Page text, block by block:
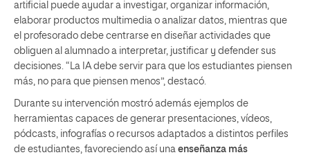
artificial puede ayudar a investigar, organizar información,
elaborar productos multimedia o analizar datos, mientras que
el profesorado debe centrarse en diseñar actividades que
obliguen al alumnado a interpretar, justificar y defender sus
decisiones. “La IA debe servir para que los estudiantes piensen
más, no para que piensen menos”, destacó.
Durante su intervención mostró además ejemplos de
herramientas capaces de generar presentaciones, vídeos,
pódcasts, infografías o recursos adaptados a distintos perfiles
de estudiantes, favoreciendo así una enseñanza más